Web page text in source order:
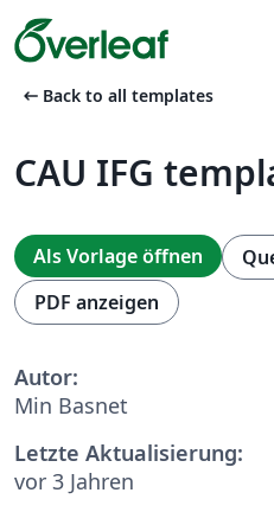
arrow_left_alt Back to all templates
CAU IFG
Als Vorlage öffnen
PDF anzeigen
Autor:
Min Basnet
Letzte Aktualisierung:
vor 3 Jahren